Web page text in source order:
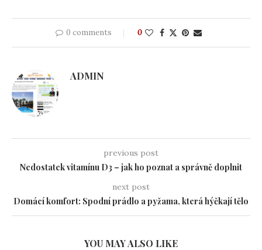
0 comments 0
ADMIN
previous post
Nedostatek vitamínu D3 – jak ho poznat a správně doplnit
next post
Domácí komfort: Spodní prádlo a pyžama, která hýčkají tělo
YOU MAY ALSO LIKE